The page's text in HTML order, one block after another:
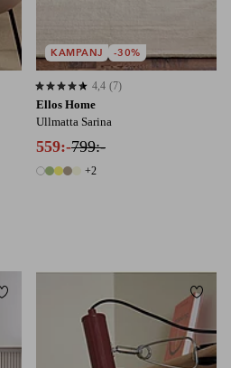
Ellos Home
Ullmatta Sarina
559:-799:-
7 färger
+2
4,4 baserat på 7 st betyg
4,4 (7)
KAMPANJ -30%
Lägg till i favoriter